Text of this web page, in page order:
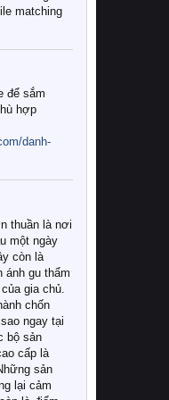
matching
để sắm
hợp
danh-
thuần là nơi
một ngày
còn là
ánh gu thẩm
gia chủ.
chốn
ngay tại
bộ sản
cấp là
sản
lại cảm